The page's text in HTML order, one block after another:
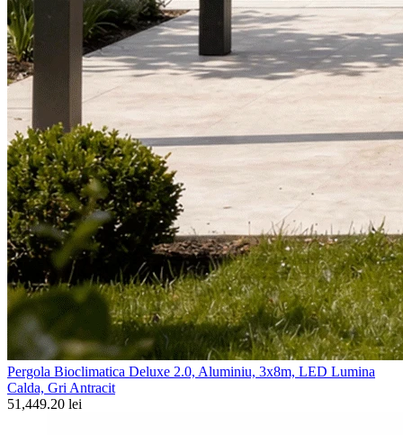
Pergola Bioclimatica Deluxe 2.0, Aluminiu, 3x8m, LED Lumina
Calda, Gri Antracit
51,449.20 lei